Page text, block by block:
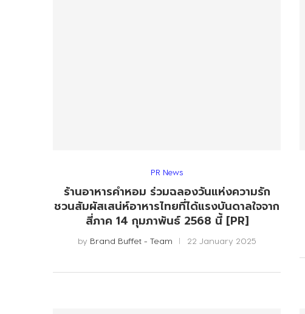
PR News
ร้านอาหารคำหอม ร่วมฉลองวันแห่งความรัก
ชวนสัมผัสเสน่ห์อาหารไทยที่ได้แรงบันดาลใจจาก
สี่ภาค 14 กุมภาพันธ์ 2568 นี้ [PR]
by Brand Buffet - Team 22 January 2025